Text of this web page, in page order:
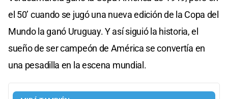
el 50’ cuando se jugó una nueva edición de la Copa del
Mundo la ganó Uruguay. Y así siguió la historia, el
sueño de ser campeón de América se convertía en
una pesadilla en la escena mundial.